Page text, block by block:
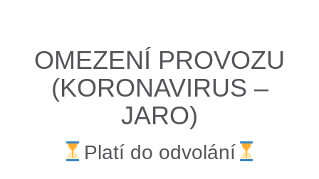
OMEZENÍ PROVOZU
(KORONAVIRUS –
JARO)
Platí do odvolání